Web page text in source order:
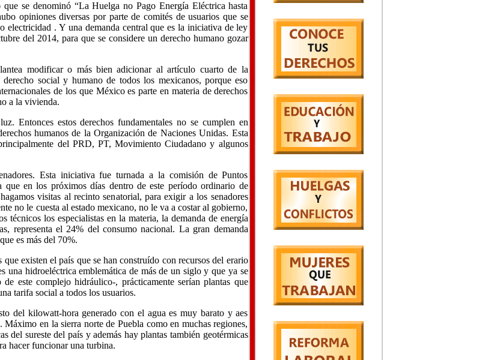
se denominó “La Huelga no Pago Energía Eléctrica hasta
opiniones diversas por parte de comités de usuarios que se
electricidad . Y una demanda central que es la iniciativa de ley
del 2014, para que se considere un derecho humano gozar
modificar o más bien adicionar al artículo cuarto de la
social y humano de todos los mexicanos, porque eso
de los que México es parte en materia de derechos
a la vivienda.
Entonces estos derechos fundamentales no se cumplen en
humanos de la Organización de Naciones Unidas. Esta
del PRD, PT, Movimiento Ciudadano y algunos
Esta iniciativa fue turnada a la comisión de Puntos
en los próximos días dentro de este período ordinario de
visitas al recinto senatorial, para exigir a los senadores
no le cuesta al estado mexicano, no le va a costar al gobierno,
técnicos los especialistas en la materia, la demanda de energía
representa el 24% del consumo nacional. La gran demanda
es más del 70%.
existen el país que se han construído con recursos del erario
una hidroeléctrica emblemática de más de un siglo y que ya se
este complejo hidráulico-, prácticamente serían plantas que
tarifa social a todos los usuarios.
del kilowatt-hora generado con el agua es muy barato y aes
en la sierra norte de Puebla como en muchas regiones,
del sureste del país y además hay plantas también geotérmicas
hacer funcionar una turbina.